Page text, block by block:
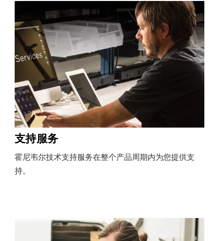
支持服务
霍尼韦尔技术支持服务在整个产品周期内为您提供支
持。